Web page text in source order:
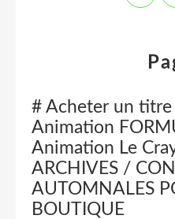
# Acheter un
Animation
Animation Le
ARCHIVES /
AUTOMNALES
BOUTIQUE